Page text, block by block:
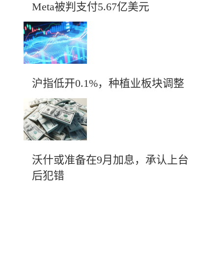
Meta被判支付5.67亿美元
沪指低开0.1%，种植业板块调整
沃什或准备在9月加息，承认上台
后犯错